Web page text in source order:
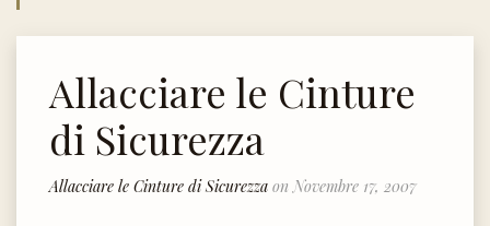
Allacciare le Cinture
di Sicurezza
Allacciare le Cinture di Sicurezza on Novembre 17, 2007